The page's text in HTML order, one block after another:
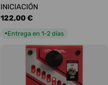
INICIACIÓN
Precio
122,00 €
●Entrega en 1-2 días